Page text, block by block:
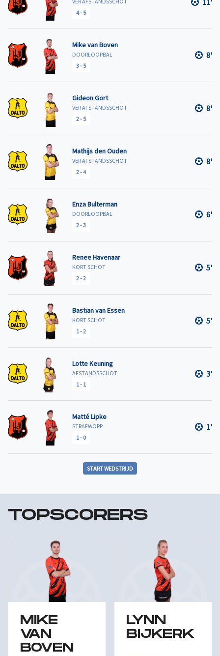
4-5
11'
Mike van Boven
DOORLOOPBAL
3-5
8'
Gideon Gort
VER AFSTANDSSCHOT
2-5
8'
Mathijs den Ouden
VER AFSTANDSSCHOT
2-4
8'
Enza Bulterman
DOORLOOPBAL
2-3
6'
Renee Havenaar
KORT SCHOT
2-2
5'
Bastian van Essen
KORT SCHOT
1-2
5'
Lotte Keuning
AFSTANDSSCHOT
1- 1
3'
Matté Lipke
STRAFWORP
1- 0
1'
START WEDSTRIJD
TOPSCORERS
MIKE
VAN
BOVEN
LYNN
BIJKERK